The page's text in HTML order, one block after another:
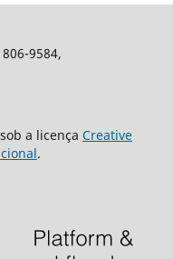
9584,
a licença Creative
.